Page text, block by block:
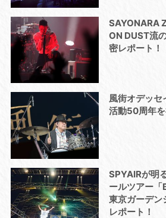
SAYONARA
ON DUST流
密レポート！
風街オデッセ
活動50周年
SPYAIRが明
ールツアー「
東京ガーデン
レポート！